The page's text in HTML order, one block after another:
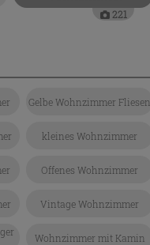
221
Gelbe Wohnzimmer Fliesen
kleines Wohnzimmer
Offenes Wohnzimmer
Vintage Wohnzimmer
Wohnzimmer mit Kamin